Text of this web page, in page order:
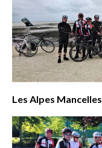
Les Alpes Mancelles